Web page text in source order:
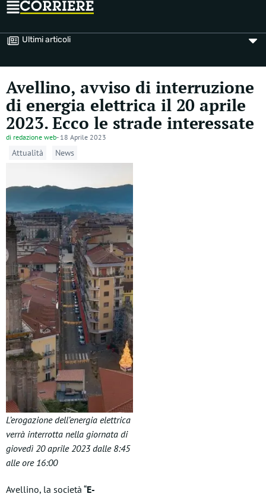
Ultimi articoli
Avellino, avviso di interruzione
di energia elettrica il 20 aprile
2023. Ecco le strade interessate
di redazione web- 18 Aprile 2023
Attualità News
L’erogazione dell’energia elettrica
verrà interrotta nella giornata di
giovedì 20 aprile 2023 dalle 8:45
alle ore 16:00
Avellino, la società “E-